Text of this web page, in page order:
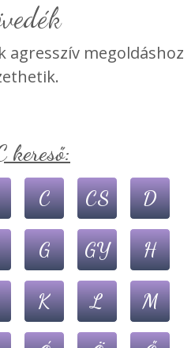
agresszív megoldáshoz
kereső:
C CS D
G GY H
K L M